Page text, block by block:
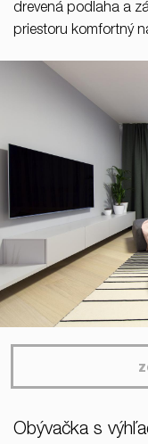
drevená podlaha a
priestoru komfortný
Obývačka s